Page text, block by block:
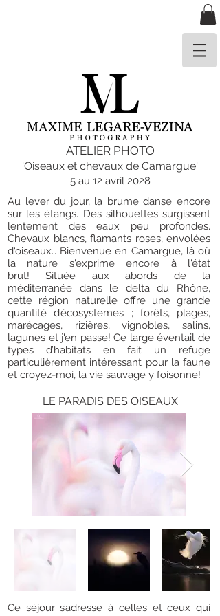
ATELIER PHOTO
'Oiseaux et chevaux de Camargue'
5 au 12 avril 2028
Au lever du jour, la brume danse encore
sur les étangs. Des silhouettes surgissent
lentement des eaux peu profondes.
Chevaux blancs, flamants roses, envolées
d'oiseaux… Bienvenue en Camargue, là où
la nature s'exprime encore à l'état
brut!Située aux abords de la
méditerranée dans le delta du Rhône,
cette région naturelle offre une grande
quantité d’écosystèmes ; forêts, plages,
marécages, rizières, vignobles, salins,
lagunes et j'en passe! Ce large éventail de
types d’habitats en fait un refuge
particulièrement intéressant pour la faune
et croyez-moi, la vie sauvage y foisonne!
LE PARADIS DES OISEAUX
Ce séjour s’adresse à celles et ceux qui